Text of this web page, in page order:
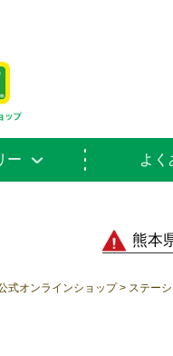
ー よく
熊本
式オンラインショップ ステー